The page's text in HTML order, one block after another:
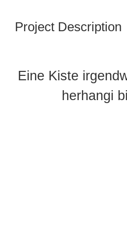
Project Description
Eine Kiste
herhangi